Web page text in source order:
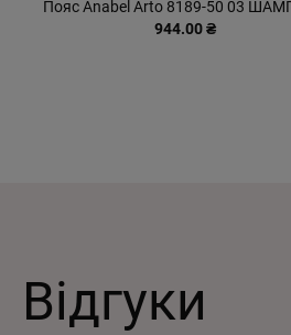
Пояс Anabel Arto 8189-50 03
944.00 ₴
Відгуки